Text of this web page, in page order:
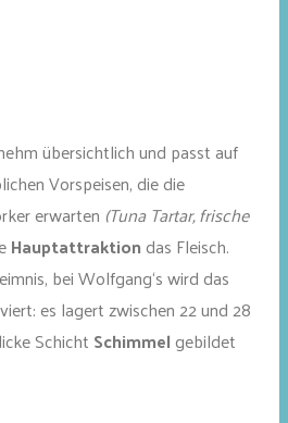
übersichtlich und passt auf
Vorspeisen, die die
erwarten (Tuna Tartar, frische
Hauptattraktion das Fleisch.
bei Wolfgang‘s wird das
es lagert zwischen 22 und 28
Schicht Schimmel gebildet